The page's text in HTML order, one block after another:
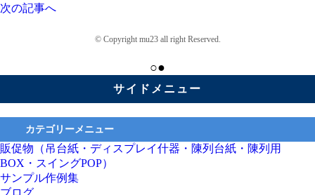
次の記事へ
© Copyright mu23 all right Reserved.
○●
サイドメニュー
カテゴリーメニュー
販促物（吊台紙・ディスプレイ什器・陳列台紙・陳列用
BOX・スイングPOP）
サンプル作例集
ブログ